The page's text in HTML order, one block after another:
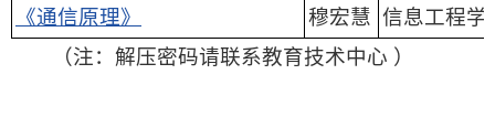
《通信原理》
穆宏慧 信息工程学
（注：解压密码请联系教育技术中心 ）